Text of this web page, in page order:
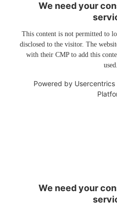
We need your
This content is not permitted to
disclosed to the visitor. The
with their CMP to add this
used.
Powered by
We need your